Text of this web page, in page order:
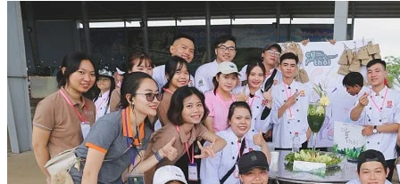
Marketing
Tạo Mẫu Và Chăm Sóc Sắc Đẹp
Truyền Thông Đa Phương Tiện
Công Nghệ Thông Tin
An Ninh Mạng
Thiết Kế Đồ Họa
Âm Nhạc
Điện Công Nghiệp Và Dân Dụng
Văn Hóa Phổ Thông
Nâng Cao Năng Lực Tiếng Anh – Chuẩn TOEIC